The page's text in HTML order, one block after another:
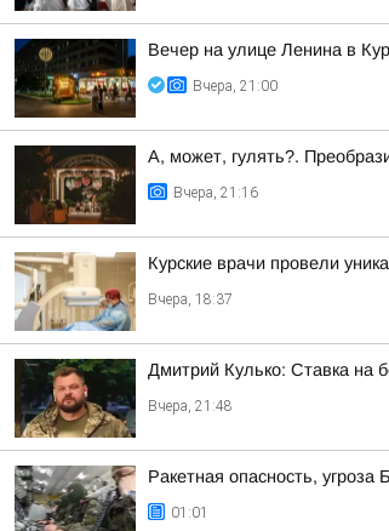
Вечер на улице Ленина в
Вчера, 21:00
А, может, гулять?.
Вчера, 21:16
Курские врачи провели
Вчера, 18:37
Дмитрий Кулько: Ставка на
Вчера, 21:48
Ракетная опасность,
01:01